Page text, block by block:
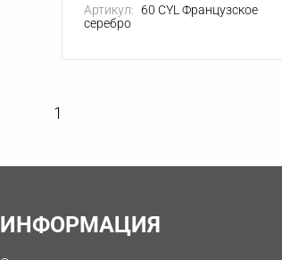
Артикул: 60 СYL Французское
серебро
1
ИНФОРМАЦИЯ